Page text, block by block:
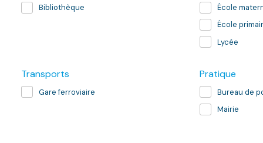
Bibliothèque
École
École
Lycée
Transports
Gare ferroviaire
Pratique
Bureau de
Mairie